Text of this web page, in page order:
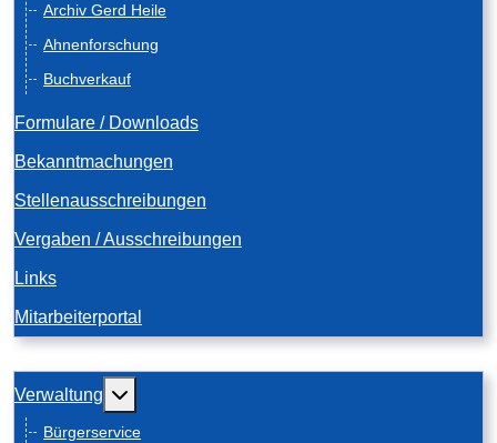
Archiv Gerd Heile
Ahnenforschung
Buchverkauf
Formulare / Downloads
Bekanntmachungen
Stellenausschreibungen
Vergaben / Ausschreibungen
Links
Mitarbeiterportal
Verwaltung Weitere Informationen: Verwaltung
Bürgerservice